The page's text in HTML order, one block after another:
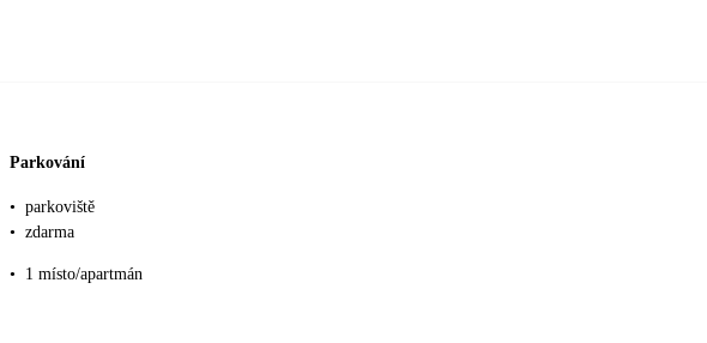
Parkování
• parkoviště
• zdarma
• 1 místo/apartmán